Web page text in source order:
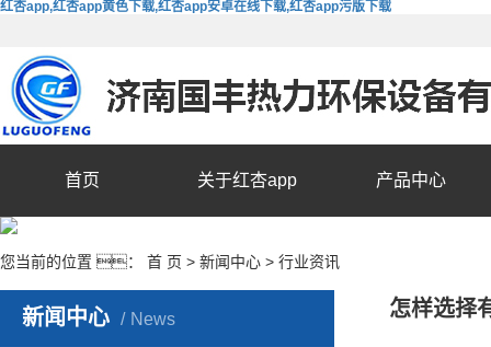
红杏app,红杏app黄色下载,红杏app安卓在线下载,红杏app污版下载
首页 关于红杏app 产品中心
您当前的位置 ： 首 页 > 新闻中心 > 行业资讯
新闻中心 News 怎样选择